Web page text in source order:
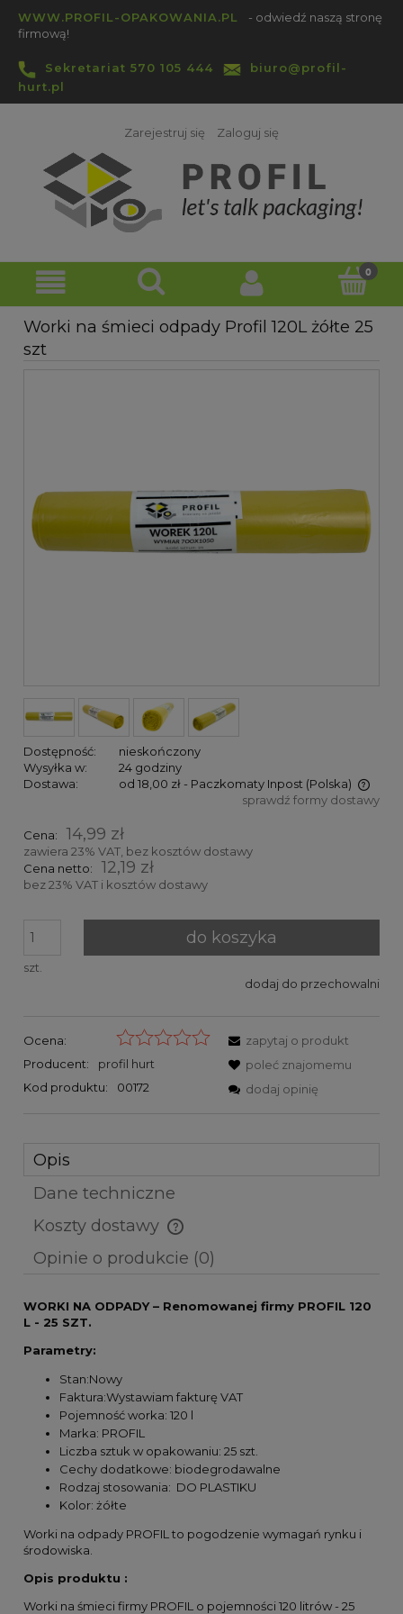
WWW.PROFIL-OPAKOWANIA.PL
- odwiedź naszą stronę
firmową!
Sekretariat 570 105 444
biuro@profil-
hurt.pl
Zarejestruj się Zaloguj się
Worki na śmieci odpady Profil 120L żółte 25
szt
Dostępność:
nieskończony
Wysyłka w:
24 godziny
Dostawa:
od 18,00 zł - Paczkomaty Inpost (Polska)
Cena nie zawiera ewentualnych kosztów płatności
sprawdź formy dostawy
Cena: 14,99 zł
zawiera 23% VAT, bez kosztów dostawy
Cena netto:
12,19 zł
bez 23% VAT i kosztów dostawy
szt.
do koszyka
dodaj do przechowalni
Ocena:
Producent:
profil hurt
Kod produktu:
00172
zapytaj o produkt
poleć znajomemu
dodaj opinię
Opis
Dane techniczne
Koszty dostawy
Cena nie zawiera ewentualnych kosztów płatności
Opinie o produkcie (0)
WORKI NA ODPADY – Renomowanej firmy PROFIL 120
L - 25 SZT.
Parametry:
Stan:Nowy
Faktura:Wystawiam fakturę VAT
Pojemność worka: 120 l
Marka: PROFIL
Liczba sztuk w opakowaniu: 25 szt.
Cechy dodatkowe: biodegrodawalne
Rodzaj stosowania: DO PLASTIKU
Kolor: żółte
Worki na odpady PROFIL to pogodzenie wymagań rynku i
środowiska.
Opis produktu :
Worki na śmieci firmy PROFIL o pojemności 120 litrów - 25